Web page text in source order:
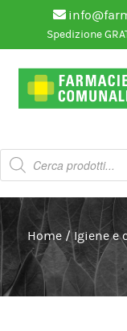
Spedizione
Vai
alla
navigazione
Vai
al
contenuto
Products
search
Home /Igiene e